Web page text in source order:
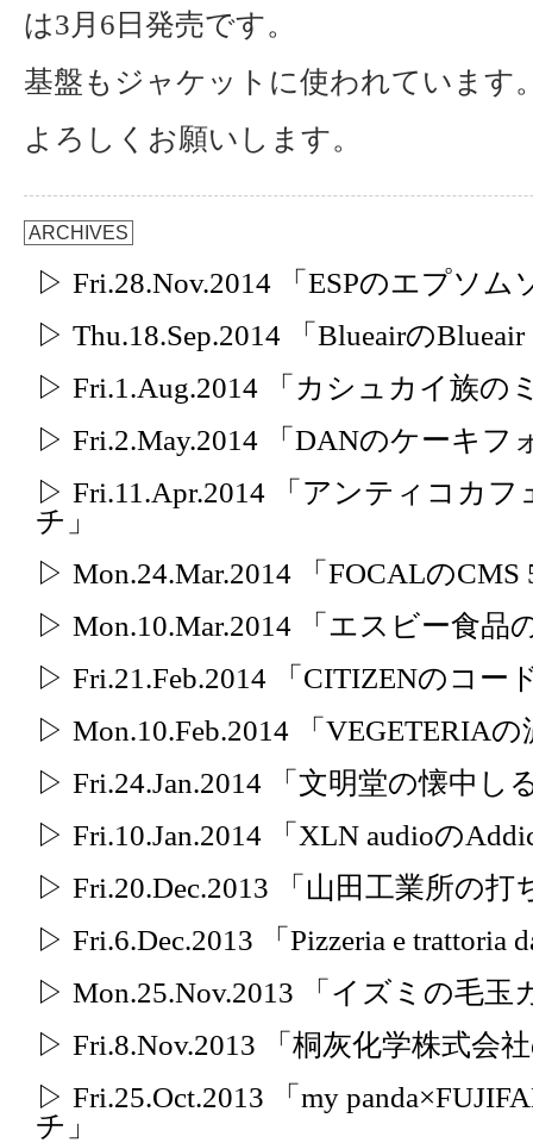
は3月6日発売です。
基盤もジャケットに使われています
よろしくお願いします。
ARCHIVES
▷ Fri.28.Nov.2014 「ESPのエプソム
▷ Thu.18.Sep.2014 「BlueairのBlueair
▷ Fri.1.Aug.2014 「カシュカイ族の
▷ Fri.2.May.2014 「DANのケーキフ
▷ Fri.11.Apr.2014 「アンティコカ
チ」
▷ Mon.24.Mar.2014 「FOCALのCMS
▷ Mon.10.Mar.2014 「エスビー食品
▷ Fri.21.Feb.2014 「CITIZENのコー
▷ Mon.10.Feb.2014 「VEGETERIA
▷ Fri.24.Jan.2014 「文明堂の懐中し
▷ Fri.10.Jan.2014 「XLN audioの
▷ Fri.20.Dec.2013 「山田工業所の打
▷ Fri.6.Dec.2013 「Pizzeria e
▷ Mon.25.Nov.2013 「イズミの毛玉
▷ Fri.8.Nov.2013 「桐灰化学株式会
▷ Fri.25.Oct.2013 「my
チ」